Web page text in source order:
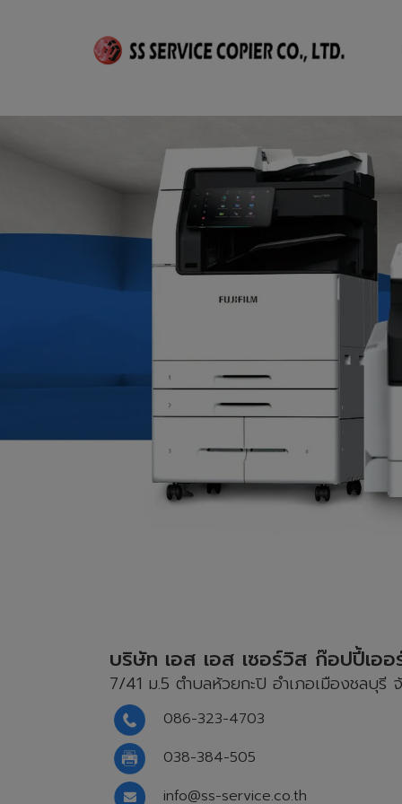
บริษัท เอส เอส เซอร์วิส ก๊อปปี้เอ
7/41 ม.5 ตำบลห้วยกะปิ อำเภอเมืองชลบุรี
086-323-4703
038-384-505
info@ss-service.co.th